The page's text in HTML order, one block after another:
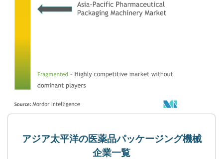
アジア太平洋の医薬品パッケージング機械
企業一覧